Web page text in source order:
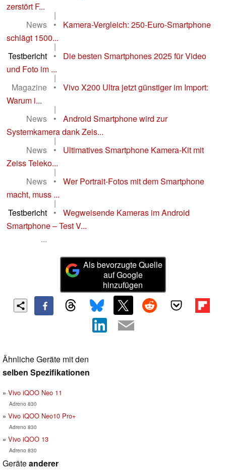
zerstört F...
|
News
•
Kamera-Vergleich: 250-Euro-Smartphone
schlägt 1500...
|
Testbericht
•
Die besten Smartphones 2025 für Video
und Foto im ...
|
Magazine
•
Vivo X200 Ultra jetzt günstiger im Import:
Warum i...
|
News
•
Android Smartphone wird zur
Systemkamera dank Zeis...
|
News
•
Ultimatives Smartphone Kamera-Kit mit
Zeiss Teleko...
|
News
•
Wer Portrait-Fotos mit dem Smartphone
macht, muss ...
|
Testbericht
•
Wegweisende Kameras im Android
Smartphone – Test V...
...
Als bevorzugte Quelle
auf Google
hinzufügen
Ähnliche Geräte mit den
selben Spezifikationen
Vivo iQOO Neo 11
Adreno 830
Vivo iQOO Neo10 Pro+
Adreno 830
Vivo iQOO 13
Adreno 830
Geräteanderer